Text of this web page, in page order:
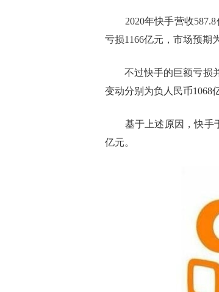
2020年快手营收587.8
亏损1166亿元，市场预期
不过快手的巨额亏损并
变动分别为负人民币1068
基于上述原因，快手于
亿元。